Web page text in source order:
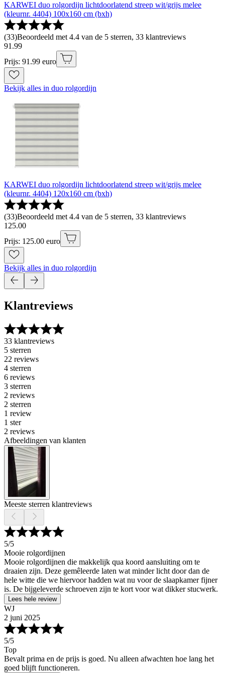
KARWEI duo rolgordijn lichtdoorlatend streep wit/grijs melee
(kleurnr. 4404) 100x160 cm (bxh)
(33)Beoordeeld met 4.4 van de 5 sterren, 33 klantreviews
91.99
Prijs: 91.99 euro
Bekijk alles in duo rolgordijn
KARWEI duo rolgordijn lichtdoorlatend streep wit/grijs melee
(kleurnr. 4404) 120x160 cm (bxh)
(33)Beoordeeld met 4.4 van de 5 sterren, 33 klantreviews
125.00
Prijs: 125.00 euro
Bekijk alles in duo rolgordijn
Klantreviews
33 klantreviews
5 sterren
22 reviews
4 sterren
6 reviews
3 sterren
2 reviews
2 sterren
1 review
1 ster
2 reviews
Afbeeldingen van klanten
Meeste sterren klantreviews
5/5
Mooie rolgordijnen
Mooie rolgordijnen die makkelijk qua koord aansluiting om te
draaien zijn. Deze gemêleerde laten wat minder licht door dan de
hele witte die we hiervoor hadden wat nu voor de slaapkamer fijner
is. De bijgeleverde schroeven zijn te kort voor wat dikker stucwerk.
Lees hele review
WJ
2 juni 2025
5/5
Top
Bevalt prima en de prijs is goed. Nu alleen afwachten hoe lang het
goed blijft functioneren.